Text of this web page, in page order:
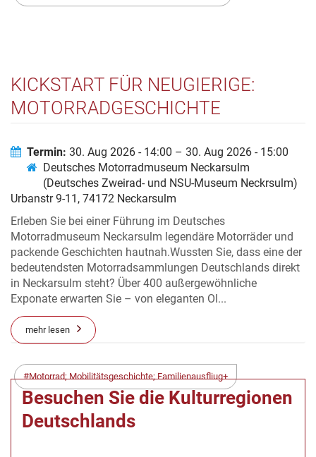
KICKSTART FÜR NEUGIERIGE:
MOTORRADGESCHICHTE
Termin: 30. Aug 2026 - 14:00 – 30. Aug 2026 - 15:00
Deutsches Motorradmuseum Neckarsulm
(Deutsches Zweirad- und NSU-Museum Neckrsulm)
Urbanstr 9-11, 74172 Neckarsulm
Erleben Sie bei einer Führung im Deutsches
Motorradmuseum Neckarsulm legendäre Motorräder und
packende Geschichten hautnah.Wussten Sie, dass eine der
bedeutendsten Motorradsammlungen Deutschlands direkt
in Neckarsulm steht? Über 400 außergewöhnliche
Exponate erwarten Sie – von eleganten Ol...
mehr lesen
Motorrad; Mobilitätsgeschichte; Familienausfliug+
Besuchen Sie die Kulturregionen
Deutschlands